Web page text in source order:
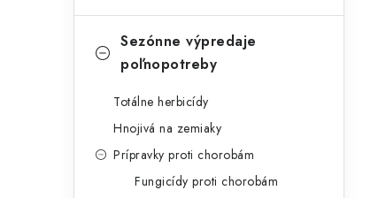
Sezónne výpredaje
poľnopotreby
Totálne herbicídy
Hnojivá na zemiaky
Prípravky proti chorobám
Fungicídy proti chorobám